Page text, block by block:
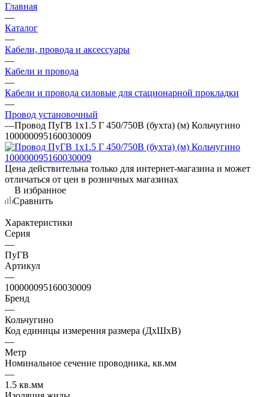
Главная
—
Каталог
—
Кабели, провода и аксессуары
—
Кабели и провода
—
Кабели и провода силовые для стационарной прокладки
—
Провод установочный
—Провод ПуГВ 1х1.5 Г 450/750В (бухта) (м) Кольчугино
100000095160030009
Цена действительна только для интернет-магазина и может
отличаться от цен в розничных магазинах
В избранное
Сравнить
Характеристики
Серия
—
ПуГВ
Артикул
—
100000095160030009
Бренд
—
Кольчугино
Код единицы измерения размера (ДхШхВ)
—
Метр
Номинальное сечение проводника, кв.мм
—
1.5 кв.мм